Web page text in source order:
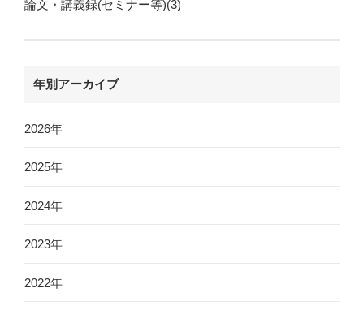
論文・講義録(セミナー等)(3)
年別アーカイブ
2026年
2025年
2024年
2023年
2022年